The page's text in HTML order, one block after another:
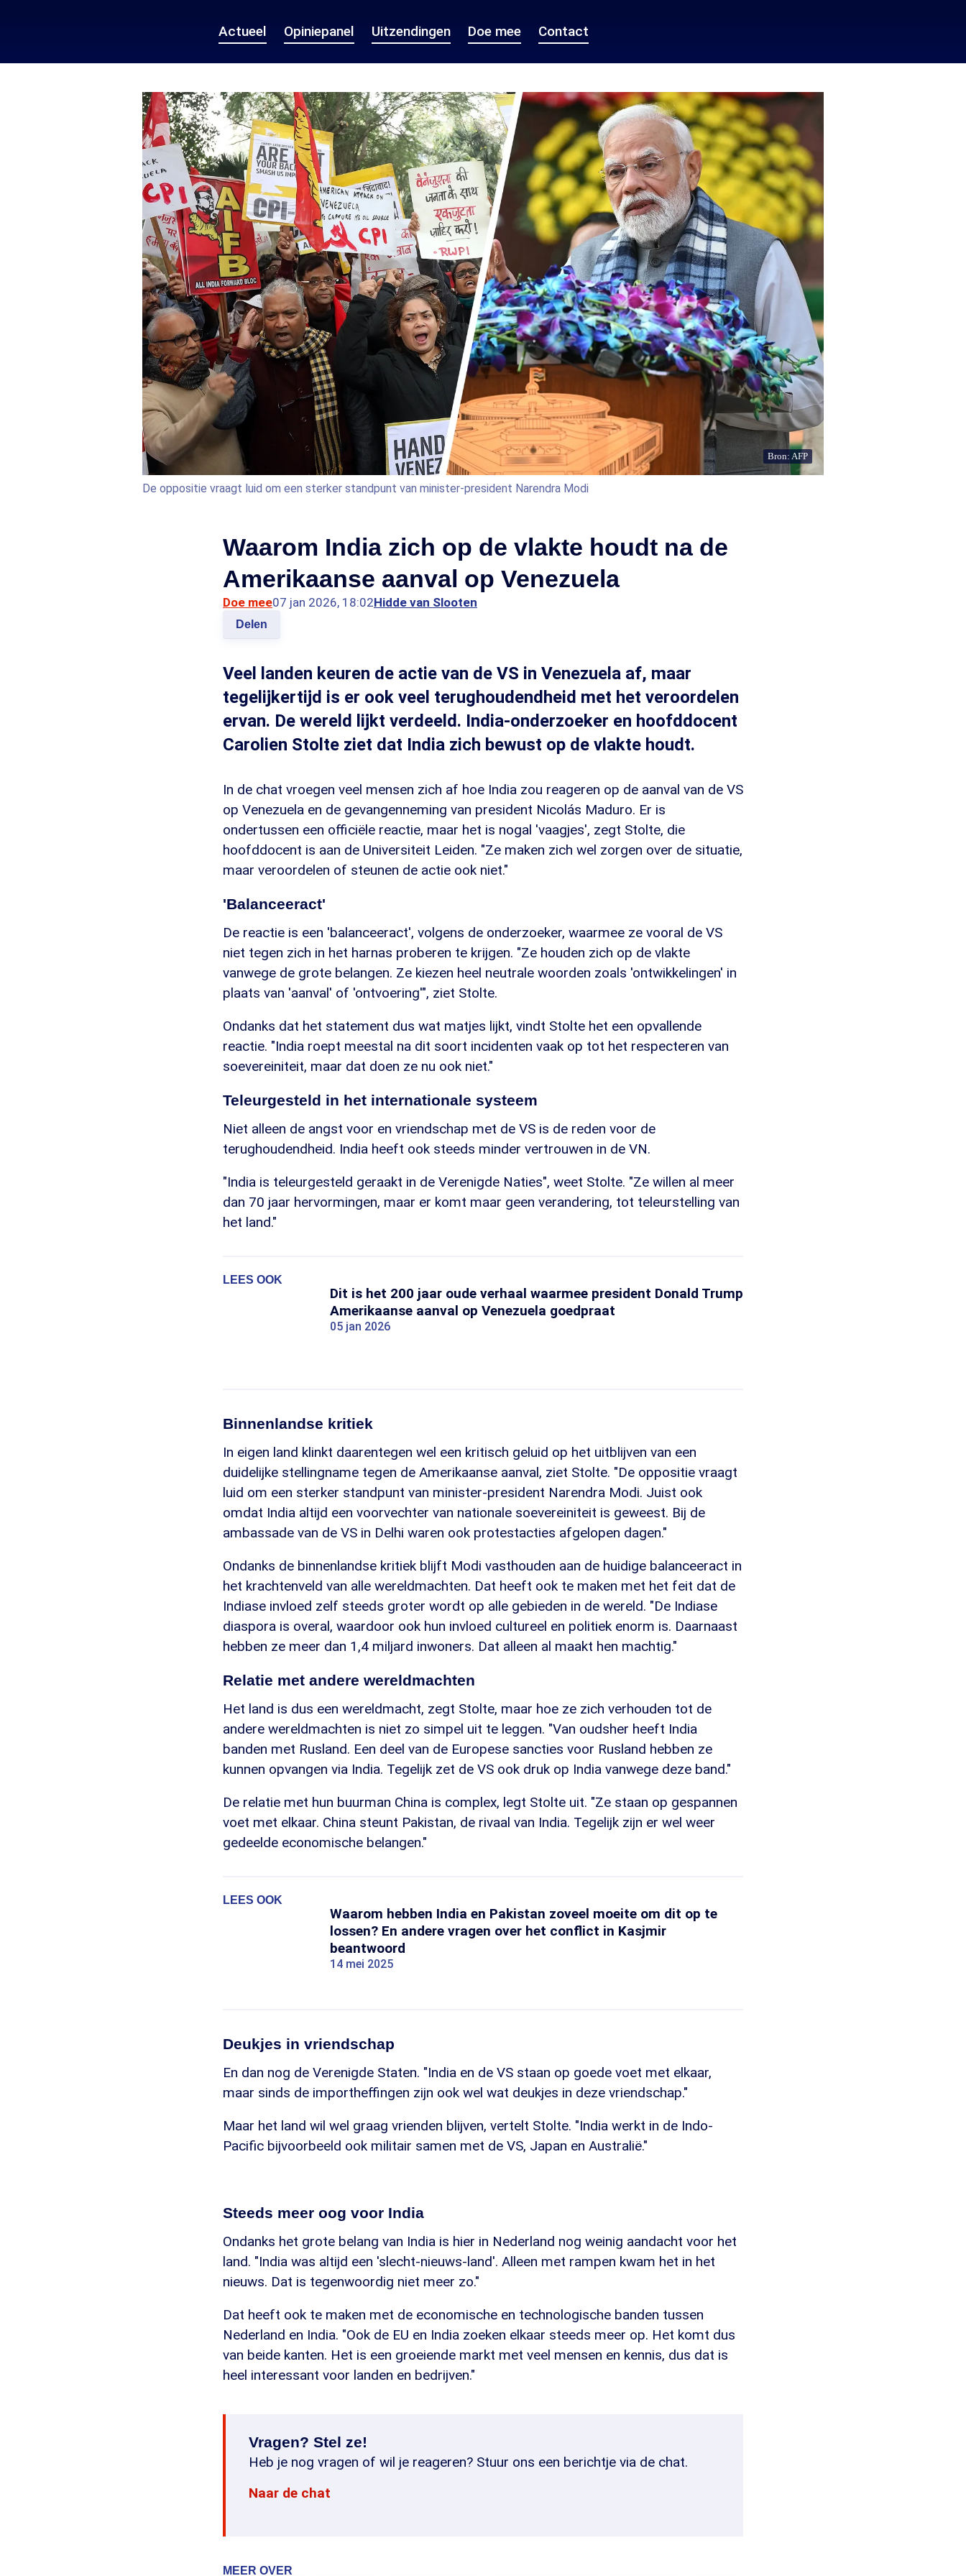
Actueel Opiniepanel Uitzendingen Doe mee Contact
Bron: AFP
De oppositie vraagt luid om een sterker standpunt van minister-president Narendra Modi
Waarom India zich op de vlakte houdt na de
Amerikaanse aanval op Venezuela
Doe mee07 jan 2026, 18:02Hidde van Slooten
Delen
Veel landen keuren de actie van de VS in Venezuela af, maar
tegelijkertijd is er ook veel terughoudendheid met het veroordelen
ervan. De wereld lijkt verdeeld. India-onderzoeker en hoofddocent
Carolien Stolte ziet dat India zich bewust op de vlakte houdt.
In de chat vroegen veel mensen zich af hoe India zou reageren op de aanval van de VS
op Venezuela en de gevangenneming van president Nicolás Maduro. Er is
ondertussen een officiële reactie, maar het is nogal 'vaagjes', zegt Stolte, die
hoofddocent is aan de Universiteit Leiden. "Ze maken zich wel zorgen over de situatie,
maar veroordelen of steunen de actie ook niet."
'Balanceeract'
De reactie is een 'balanceeract', volgens de onderzoeker, waarmee ze vooral de VS
niet tegen zich in het harnas proberen te krijgen. "Ze houden zich op de vlakte
vanwege de grote belangen. Ze kiezen heel neutrale woorden zoals 'ontwikkelingen' in
plaats van 'aanval' of 'ontvoering'", ziet Stolte.
Ondanks dat het statement dus wat matjes lijkt, vindt Stolte het een opvallende
reactie. "India roept meestal na dit soort incidenten vaak op tot het respecteren van
soevereiniteit, maar dat doen ze nu ook niet."
Teleurgesteld in het internationale systeem
Niet alleen de angst voor en vriendschap met de VS is de reden voor de
terughoudendheid. India heeft ook steeds minder vertrouwen in de VN.
"India is teleurgesteld geraakt in de Verenigde Naties", weet Stolte. "Ze willen al meer
dan 70 jaar hervormingen, maar er komt maar geen verandering, tot teleurstelling van
het land."
LEES OOK
Dit is het 200 jaar oude verhaal waarmee president Donald Trump
Amerikaanse aanval op Venezuela goedpraat
05 jan 2026
Binnenlandse kritiek
In eigen land klinkt daarentegen wel een kritisch geluid op het uitblijven van een
duidelijke stellingname tegen de Amerikaanse aanval, ziet Stolte. "De oppositie vraagt
luid om een sterker standpunt van minister-president Narendra Modi. Juist ook
omdat India altijd een voorvechter van nationale soevereiniteit is geweest. Bij de
ambassade van de VS in Delhi waren ook protestacties afgelopen dagen."
Ondanks de binnenlandse kritiek blijft Modi vasthouden aan de huidige balanceeract in
het krachtenveld van alle wereldmachten. Dat heeft ook te maken met het feit dat de
Indiase invloed zelf steeds groter wordt op alle gebieden in de wereld. "De Indiase
diaspora is overal, waardoor ook hun invloed cultureel en politiek enorm is. Daarnaast
hebben ze meer dan 1,4 miljard inwoners. Dat alleen al maakt hen machtig."
Relatie met andere wereldmachten
Het land is dus een wereldmacht, zegt Stolte, maar hoe ze zich verhouden tot de
andere wereldmachten is niet zo simpel uit te leggen. "Van oudsher heeft India
banden met Rusland. Een deel van de Europese sancties voor Rusland hebben ze
kunnen opvangen via India. Tegelijk zet de VS ook druk op India vanwege deze band."
De relatie met hun buurman China is complex, legt Stolte uit. "Ze staan op gespannen
voet met elkaar. China steunt Pakistan, de rivaal van India. Tegelijk zijn er wel weer
gedeelde economische belangen."
LEES OOK
Waarom hebben India en Pakistan zoveel moeite om dit op te
lossen? En andere vragen over het conflict in Kasjmir
beantwoord
14 mei 2025
Deukjes in vriendschap
En dan nog de Verenigde Staten. "India en de VS staan op goede voet met elkaar,
maar sinds de importheffingen zijn ook wel wat deukjes in deze vriendschap."
Maar het land wil wel graag vrienden blijven, vertelt Stolte. "India werkt in de Indo-
Pacific bijvoorbeeld ook militair samen met de VS, Japan en Australië."
Steeds meer oog voor India
Ondanks het grote belang van India is hier in Nederland nog weinig aandacht voor het
land. "India was altijd een 'slecht-nieuws-land'. Alleen met rampen kwam het in het
nieuws. Dat is tegenwoordig niet meer zo."
Dat heeft ook te maken met de economische en technologische banden tussen
Nederland en India. "Ook de EU en India zoeken elkaar steeds meer op. Het komt dus
van beide kanten. Het is een groeiende markt met veel mensen en kennis, dus dat is
heel interessant voor landen en bedrijven."
Vragen? Stel ze!
Heb je nog vragen of wil je reageren? Stuur ons een berichtje via de chat.
Naar de chat
MEER OVER